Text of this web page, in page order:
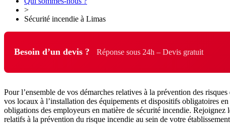
>
Sécurité incendie à Limas
Besoin d’un devis ? Réponse sous 24h – Devis gratuit
Pour l’ensemble de vos démarches relatives à la prévention des risques
vos locaux à l’installation des équipements et dispositifs obligatoires
obligations des employeurs en matière de sécurité incendie.
relatifs à la prévention du risque incendie au sein de votre